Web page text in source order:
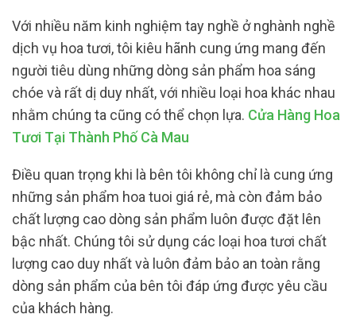
Với nhiều năm kinh nghiệm tay nghề ở nghành nghề
dịch vụ hoa tươi, tôi kiêu hãnh cung ứng mang đến
người tiêu dùng những dòng sản phẩm hoa sáng
chóe và rất dị duy nhất, với nhiều loại hoa khác nhau
nhằm chúng ta cũng có thể chọn lựa. Cửa Hàng Hoa
Tươi Tại Thành Phố Cà Mau
Điều quan trọng khi là bên tôi không chỉ là cung ứng
những sản phẩm hoa tuoi giá rẻ, mà còn đảm bảo
chất lượng cao dòng sản phẩm luôn được đặt lên
bậc nhất. Chúng tôi sử dụng các loại hoa tươi chất
lượng cao duy nhất và luôn đảm bảo an toàn rằng
dòng sản phẩm của bên tôi đáp ứng được yêu cầu
của khách hàng.